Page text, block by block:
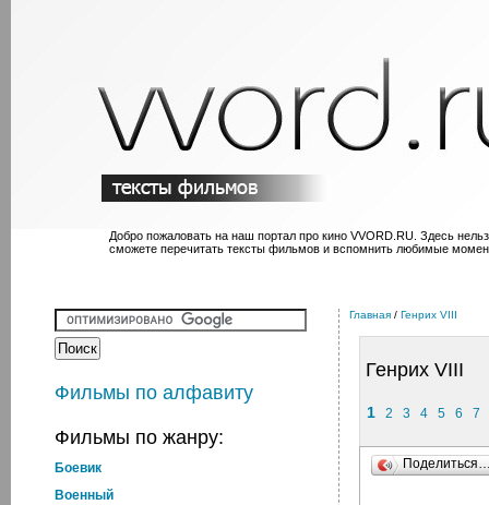
Добро пожаловать на наш портал про кино VVORD.RU. Здесь
сможете перечитать тексты фильмов и вспомнить любимые
Фильмы по алфавиту
Фильмы по жанру:
Боевик
Военный
Главная / Генрих VIII
Генрих VIII
1 2 3 4 5 6 7